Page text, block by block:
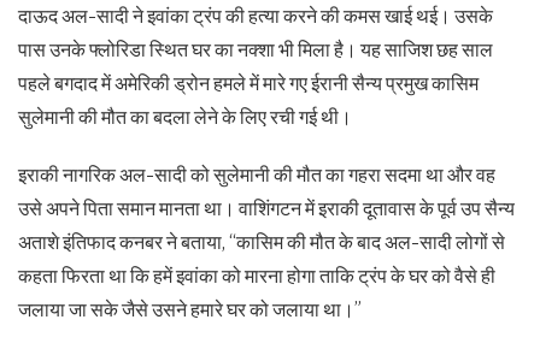
दाऊद अल-सादी ने इवांका ट्रंप की हत्या करने की कमस खाई थई। उसके
पास उनके फ्लोरिडा स्थित घर का नक्शा भी मिला है। यह साजिश छह साल
पहले बगदाद में अमेरिकी ड्रोन हमले में मारे गए ईरानी सैन्य प्रमुख कासिम
सुलेमानी की मौत का बदला लेने के लिए रची गई थी।
इराकी नागरिक अल-सादी को सुलेमानी की मौत का गहरा सदमा था और वह
उसे अपने पिता समान मानता था। वाशिंगटन में इराकी दूतावास के पूर्व उप सैन्य
अताशे इंतिफाद कनबर ने बताया, “कासिम की मौत के बाद अल-सादी लोगों से
कहता फिरता था कि हमें इवांका को मारना होगा ताकि ट्रंप के घर को वैसे ही
जलाया जा सके जैसे उसने हमारे घर को जलाया था।”